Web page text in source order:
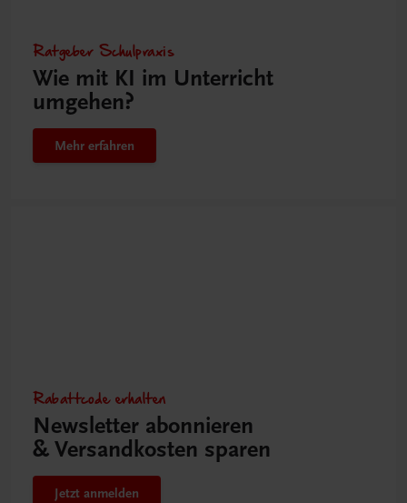
Ratgeber Schulpraxis
Wie mit KI im Unterricht
umgehen?
Mehr erfahren
Rabattcode erhalten
Newsletter abonnieren
& Versandkosten sparen
Jetzt anmelden